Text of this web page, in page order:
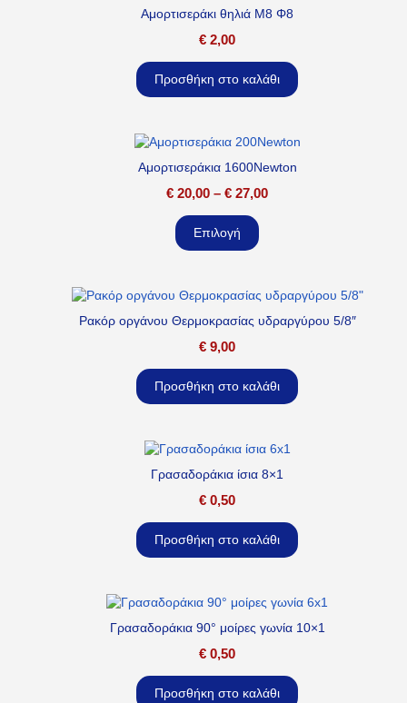
Αμορτισεράκι θηλιά M8 Φ8
€ 2,00
Προσθήκη στο καλάθι
Αμορτισεράκια 1600Newton
€ 20,00 – € 27,00
Επιλογή
Ρακόρ οργάνου Θερμοκρασίας υδραργύρου 5/8″
€ 9,00
Προσθήκη στο καλάθι
Γρασαδοράκια ίσια 8×1
€ 0,50
Προσθήκη στο καλάθι
Γρασαδοράκια 90° μοίρες γωνία 10×1
€ 0,50
Προσθήκη στο καλάθι